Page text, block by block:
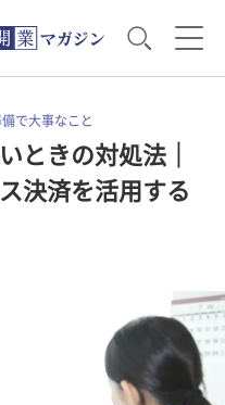
運営・経営のポイント
開業準備で大事なこと
備で大事なこと
ときの対処法｜
決済を活用する